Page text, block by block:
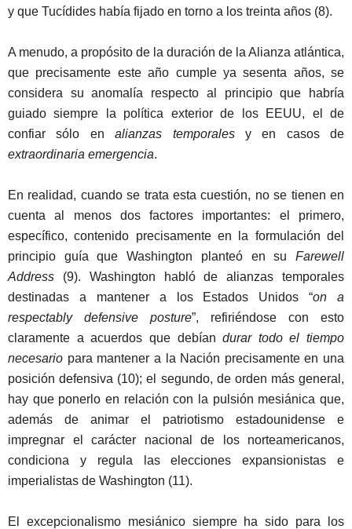
y que Tucídides había fijado en torno a los treinta años (8).
A menudo, a propósito de la duración de la Alianza atlántica,
que precisamente este año cumple ya sesenta años, se
considera su anomalía respecto al principio que habría
guiado siempre la política exterior de los EEUU, el de
confiar sólo enalianzas temporales y en casos de
extraordinaria emergencia.
En realidad, cuando se trata esta cuestión, no se tienen en
cuenta al menos dos factores importantes: el primero,
específico, contenido precisamente en la formulación del
principio guía que Washington planteó en su Farewell
Address (9). Washington habló de alianzas temporales
destinadas a mantener a los Estados Unidos “on a
respectably
defensive posture”, refiriéndose con esto
claramente a acuerdos que debíandurar todo el tiempo
necesario para mantener a la Nación precisamente en una
posición defensiva (10); el segundo, de orden más general,
hay que ponerlo en relación con la pulsión mesiánica que,
además de animar el patriotismo estadounidense e
impregnar el carácter nacional de los norteamericanos,
condiciona y regula las elecciones expansionistas e
imperialistas de Washington (11).
El excepcionalismo mesiánico siempre ha sido para los